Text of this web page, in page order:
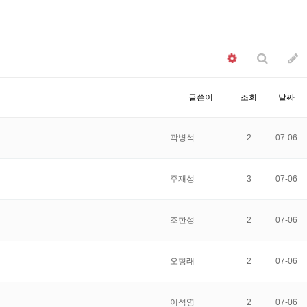
글쓴이 조회 날짜
곽병석 2 07-06
주재성 3 07-06
조한성 2 07-06
오형래 2 07-06
이석영 2 07-06